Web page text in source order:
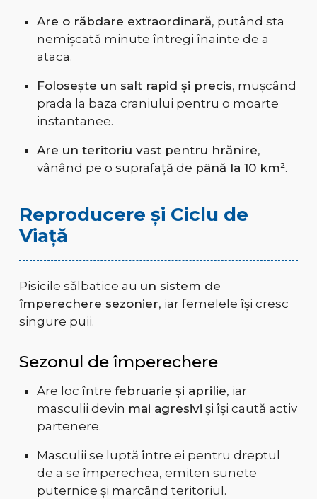
Are o răbdare extraordinară, putând sta
nemișcată minute întregi înainte de a
ataca.
Folosește un salt rapid și precis, mușcând
prada la baza craniului pentru o moarte
instantanee.
Are un teritoriu vast pentru hrănire,
vânând pe o suprafață de până la 10 km².
Reproducere și Ciclu de
Viață
Pisicile sălbatice au un sistem de
împerechere sezonier, iar femelele își cresc
singure puii.
Sezonul de împerechere
Are loc între februarie și aprilie, iar
masculii devin mai agresivi și își caută activ
partenere.
Masculii se luptă între ei pentru dreptul
de a se împerechea, emiten sunete
puternice și marcând teritoriul.